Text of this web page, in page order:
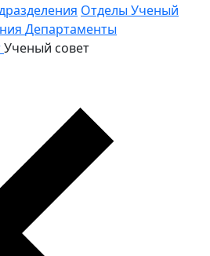
Отделы Ученый
Департаменты
Ученый совет